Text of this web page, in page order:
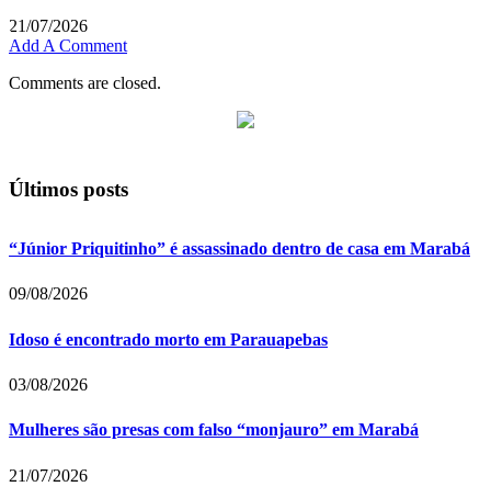
21/07/2026
Add A Comment
Comments are closed.
Últimos posts
“Júnior Priquitinho” é assassinado dentro de casa em Marabá
09/08/2026
Idoso é encontrado morto em Parauapebas
03/08/2026
Mulheres são presas com falso “monjauro” em Marabá
21/07/2026